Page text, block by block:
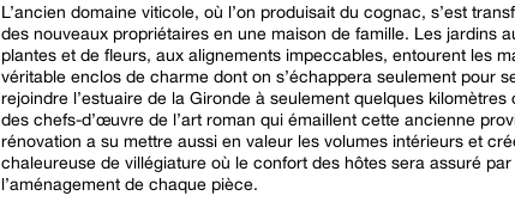
L’ancien domaine viticole, où l’on produisait du cognac, s’est
des nouveaux propriétaires en une maison de famille. Les jardins
plantes et de fleurs, aux alignements impeccables, entourent les
véritable enclos de charme dont on s’échappera seulement pour
rejoindre l’estuaire de la Gironde à seulement quelques
des chefs-d’œuvre de l’art roman qui émaillent cette ancienne
rénovation a su mettre aussi en valeur les volumes intérieurs et
chaleureuse de villégiature où le confort des hôtes sera assuré
l’aménagement de chaque pièce.